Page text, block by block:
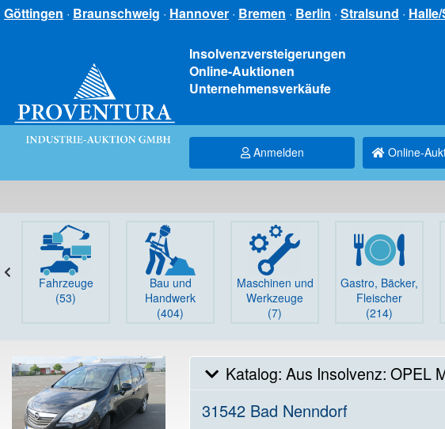
Göttingen · Braunschweig · Hannover · Bremen · Berlin · Stralsund ·
Insolvenzversteigerungen
Online-Auktionen
Unternehmensverkäufe
Anmelden Online-
Fahrzeuge
(53)
Bau und
Handwerk
(404)
Maschinen und
Werkzeuge
(7)
Gastro, Bäcker,
Fleischer
(214)
Katalog: Aus Insolvenz: OPEL
31542 Bad Nenndorf